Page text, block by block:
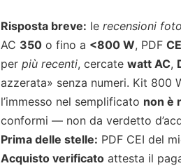
Risposta breve: le recensioni
AC 350 o fino a <800 W, PDF
per più recenti, cercate watt AC,
azzerata» senza numeri. Kit 800
l’immesso nel semplificato non è
conformi — non da verdetto
Prima delle stelle: PDF CEI del
Acquisto verificato attesta il